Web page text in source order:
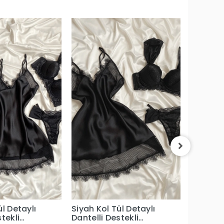
Detaylı Siyah Kol Tül Detaylı
Dantelli Destekli